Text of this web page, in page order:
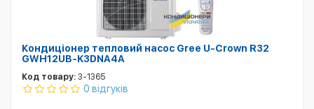
Кондиціонер тепловий насос Gree U-Crown R32
GWH12UB-K3DNA4A
Код товару: 3-1365
0 відгуків